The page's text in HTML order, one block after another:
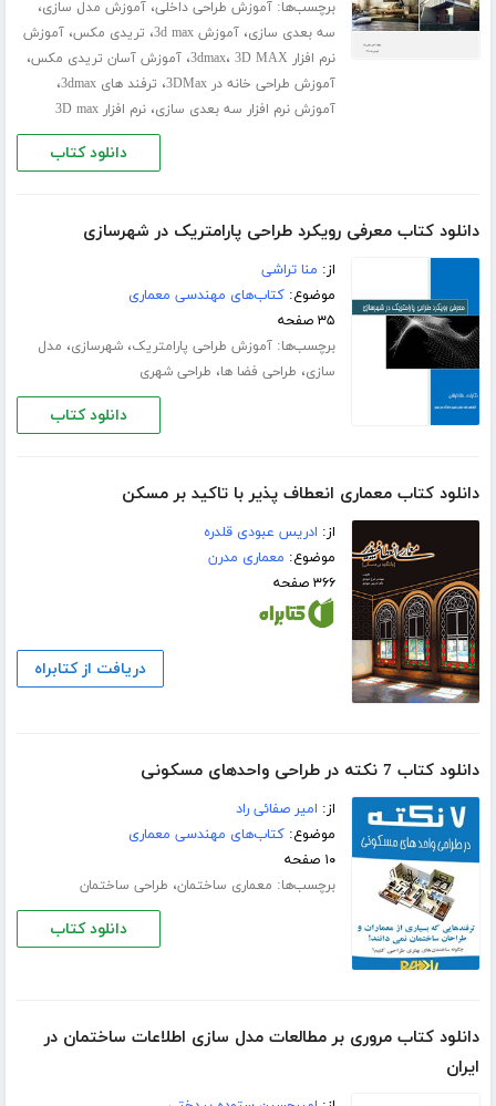
برچسب‌ها:آموزش طراحی داخلی،آموزش مدل سازی،
سه بعدی سازی،آموزش 3d max ، تریدی مکس،آموزش
نرم افزار 3dmax
، 3D MAX ،آموزش آسان تریدی مکس،
آموزش طراحی خانه در 3DMax ، ترفند های 3dmax ،
آموزش نرم افزار سه بعدی سازی،نرم افزار 3D max
دانلود کتاب
دانلود کتاب معرفی رویکرد طراحی پارامتریک در شهرسازی
از: منا تراشی
موضوع:کتاب‌های مهندسی معماری
۳۵ صفحه
برچسب‌ها:آموزش طراحی پارامتریک،شهرسازی، مدل
سازی، طراحی فضا ها، طراحی شهری
دانلود کتاب
دانلود کتاب معماری انعطاف پذیر با تاکید بر مسکن
از: ادریس عبودی قلدره
موضوع: معماری مدرن
۳۶۶ صفحه
دریافت از کتابراه
دانلود کتاب 7 نکته در طراحی واحدهای مسکونی
از: امیر صفائی راد
موضوع:کتاب‌های مهندسی معماری
۱۰ صفحه
برچسب‌ها: معماری ساختمان، طراحی ساختمان
دانلود کتاب
دانلود کتاب مروری بر مطالعات مدل سازی اطلاعات ساختمان در
ایران